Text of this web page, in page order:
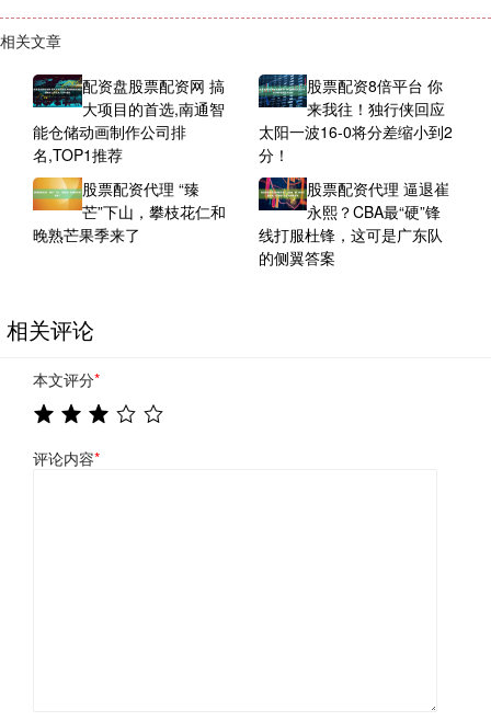
相关文章
配资盘股票配资网 搞
大项目的首选,南通智
能仓储动画制作公司排
名,TOP1推荐
股票配资8倍平台 你
来我往！独行侠回应
太阳一波16-0将分差缩小到2
分！
股票配资代理 “臻
芒”下山，攀枝花仁和
晚熟芒果季来了
股票配资代理 逼退崔
永熙？CBA最“硬”锋
线打服杜锋，这可是广东队
的侧翼答案
相关评论
本文评分*
评论内容*